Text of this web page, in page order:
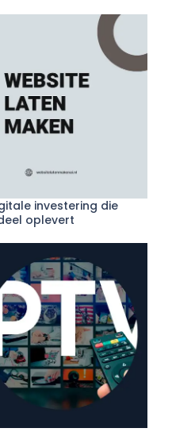
investering die
oplevert